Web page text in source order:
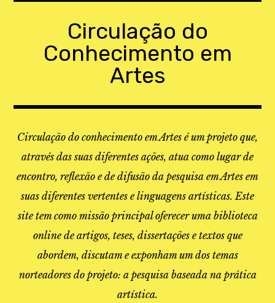
Circulação do
Conhecimento em
Artes
Circulação do conhecimento em Artes é um projeto que,
através das suas diferentes ações, atua como lugar de
encontro, reflexão e de difusão da pesquisa em Artes em
suas diferentes vertentes e linguagens artísticas. Este
site tem como missão principal oferecer uma biblioteca
online de artigos, teses, dissertações e textos que
abordem, discutam e exponham um dos temas
norteadores do projeto: a pesquisa baseada na prática
artística.